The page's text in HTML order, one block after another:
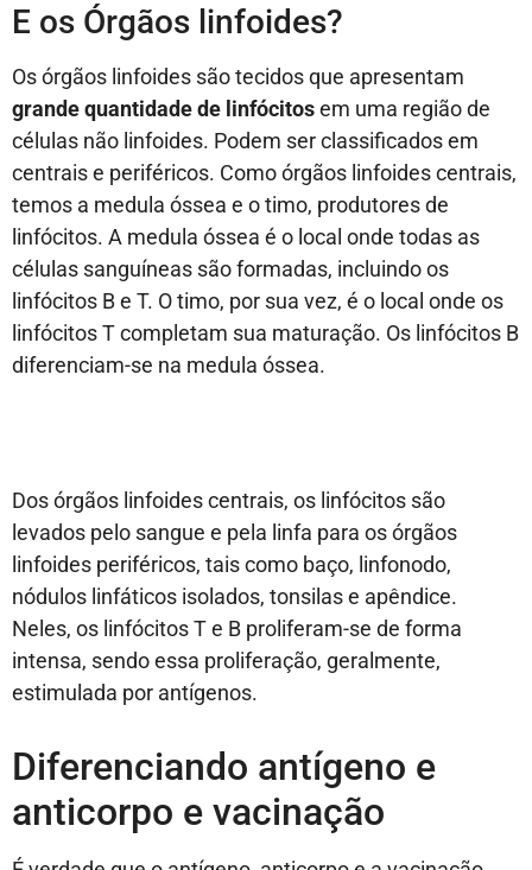
E os Órgãos linfoides?
Os órgãos linfoides são tecidos que apresentam
grande quantidade de linfócitosem uma região de
células não linfoides. Podem ser classificados em
centrais e periféricos. Como órgãos linfoides centrais,
temos a medula óssea e o timo, produtores de
linfócitos. A medula óssea é o local onde todas as
células sanguíneas são formadas, incluindo os
linfócitos B e T. O timo, por sua vez, é o local onde os
linfócitos T completam sua maturação. Os linfócitos B
diferenciam-se na medula óssea.
Dos órgãos linfoides centrais, os linfócitos são
levados pelo sangue e pela linfa para os órgãos
linfoides periféricos, tais como baço, linfonodo,
nódulos linfáticos isolados, tonsilas e apêndice.
Neles, os linfócitos T e B proliferam-se de forma
intensa, sendo essa proliferação, geralmente,
estimulada por antígenos.
Diferenciando antígeno e
anticorpo e vacinação